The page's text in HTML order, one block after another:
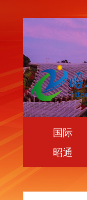
国际
昭通